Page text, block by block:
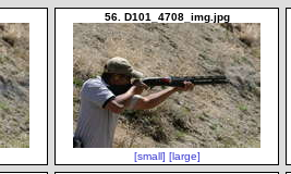
56. D101_4708_img.jpg
[small] [large]